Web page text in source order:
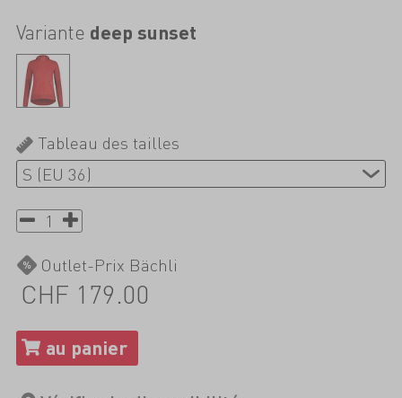
Variante deep sunset
Tableau des tailles
Outlet-Prix Bächli
CHF 179.00